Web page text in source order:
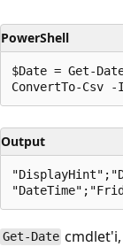
PowerShell
$Date = Get-
Output
Get-Date cmdlet'i,